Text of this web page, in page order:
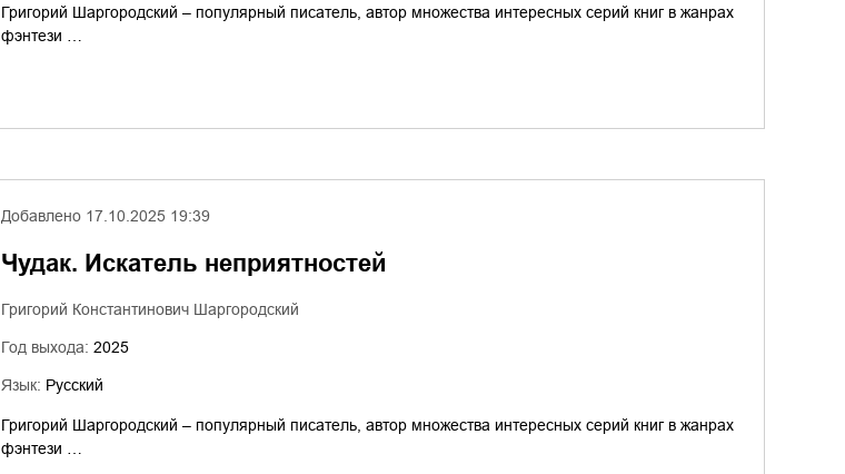
Григорий Шаргородский – популярный писатель, автор множества интересных серий книг в жанрах
фэнтези …
Добавлено 17.10.2025 19:39
Чудак. Искатель неприятностей
Григорий Константинович Шаргородский
Год выхода: 2025
Язык: Русский
Григорий Шаргородский – популярный писатель, автор множества интересных серий книг в жанрах
фэнтези …